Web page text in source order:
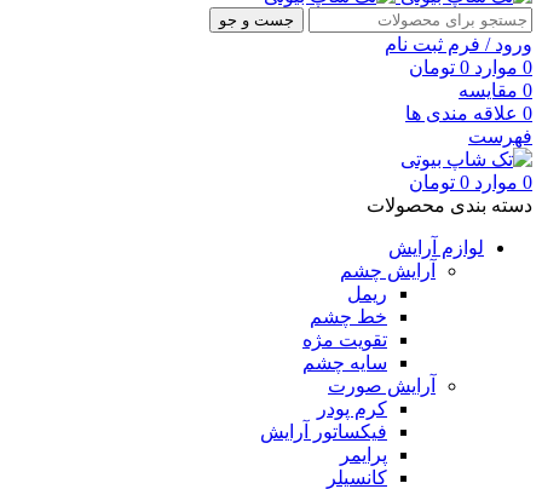
جست و جو
ورود / فرم ثبت نام
0 موارد 0 تومان
0 مقایسه
0 علاقه مندی ها
فهرست
0 موارد 0 تومان
دسته بندی محصولات
لوازم آرایش
آرایش چشم
ریمل
خط چشم
تقویت مژه
سایه چشم
آرایش صورت
کرم پودر
فیکساتور آرایش
پرایمر
کانسیلر